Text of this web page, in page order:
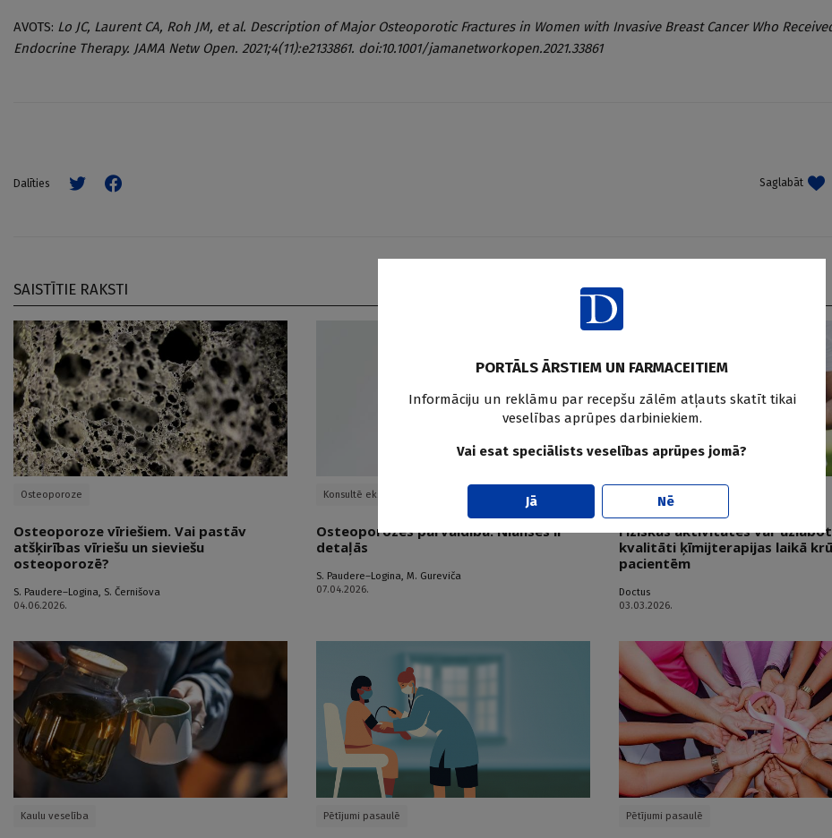
AVOTS: Lo JC, Laurent CA, Roh JM, et al. Description of Major Osteoporotic Fractures in Women with Invasive Breast Cancer Who
Endocrine Therapy. JAMA Netw Open. 2021;4(11):e2133861. doi:10.1001/jamanetworkopen.2021.33861
Dalīties Saglabāt
SAISTĪTIE RAKSTI
Osteoporoze
Osteoporoze vīriešiem. Vai pastāv
atšķirības vīriešu un sieviešu
osteoporozē?
S. Paudere–Logina, S. Černišova
04.06.2026.
Konsultē eksperts
Osteoporozes pārvaldība. Nianses ir
detaļās
S. Paudere–Logina, M. Gureviča
07.04.2026.
Krūts vēzis
Fiziskās aktivitātes var
kvalitāti ķīmijterapijas laikā
pacientēm
Doctus
03.03.2026.
Kaulu veselība Pētījumi pasaulē Pētījumi pasaulē
PORTĀLS ĀRSTIEM UN FARMACEITIEM
Informāciju un reklāmu par recepšu zālēm atļauts skatīt tikai
veselības aprūpes darbiniekiem.
Vai esat speciālists veselības aprūpes jomā?
Jā Nē